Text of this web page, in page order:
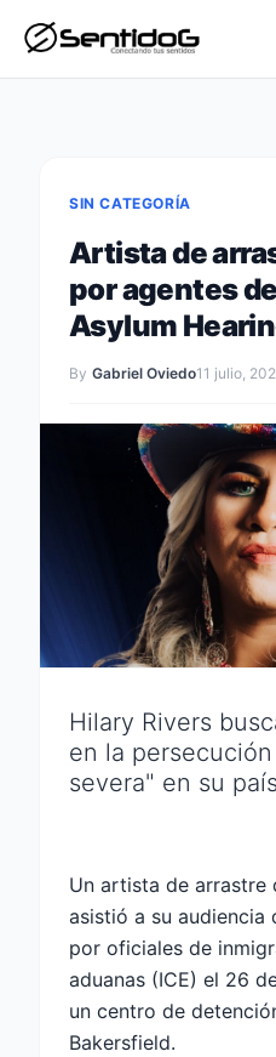
SIN CATEGORÍA
Artista de
por agentes
Asylum
By Gabriel Oviedo11 julio,
Hilary Rivers
en la
severa" en su
Un artista de arrastre
asistió a su audiencia
por oficiales de
aduanas (ICE) el 26
un centro de
Bakersfield.